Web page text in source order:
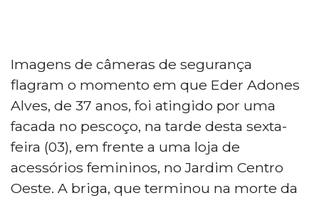
Imagens de câmeras de segurança
flagram o momento em que Eder Adones
Alves, de 37 anos, foi atingido por uma
facada no pescoço, na tarde desta sexta-
feira (03), em frente a uma loja de
acessórios femininos, no Jardim Centro
Oeste. A briga, que terminou na morte da